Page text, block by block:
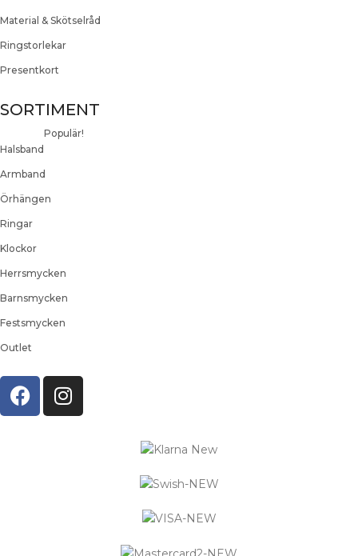
Material & Skötselråd
Ringstorlekar
Presentkort
SORTIMENT
Halsband
Populär!
Armband
Örhängen
Ringar
Klockor
Herrsmycken
Barnsmycken
Festsmycken
Outlet